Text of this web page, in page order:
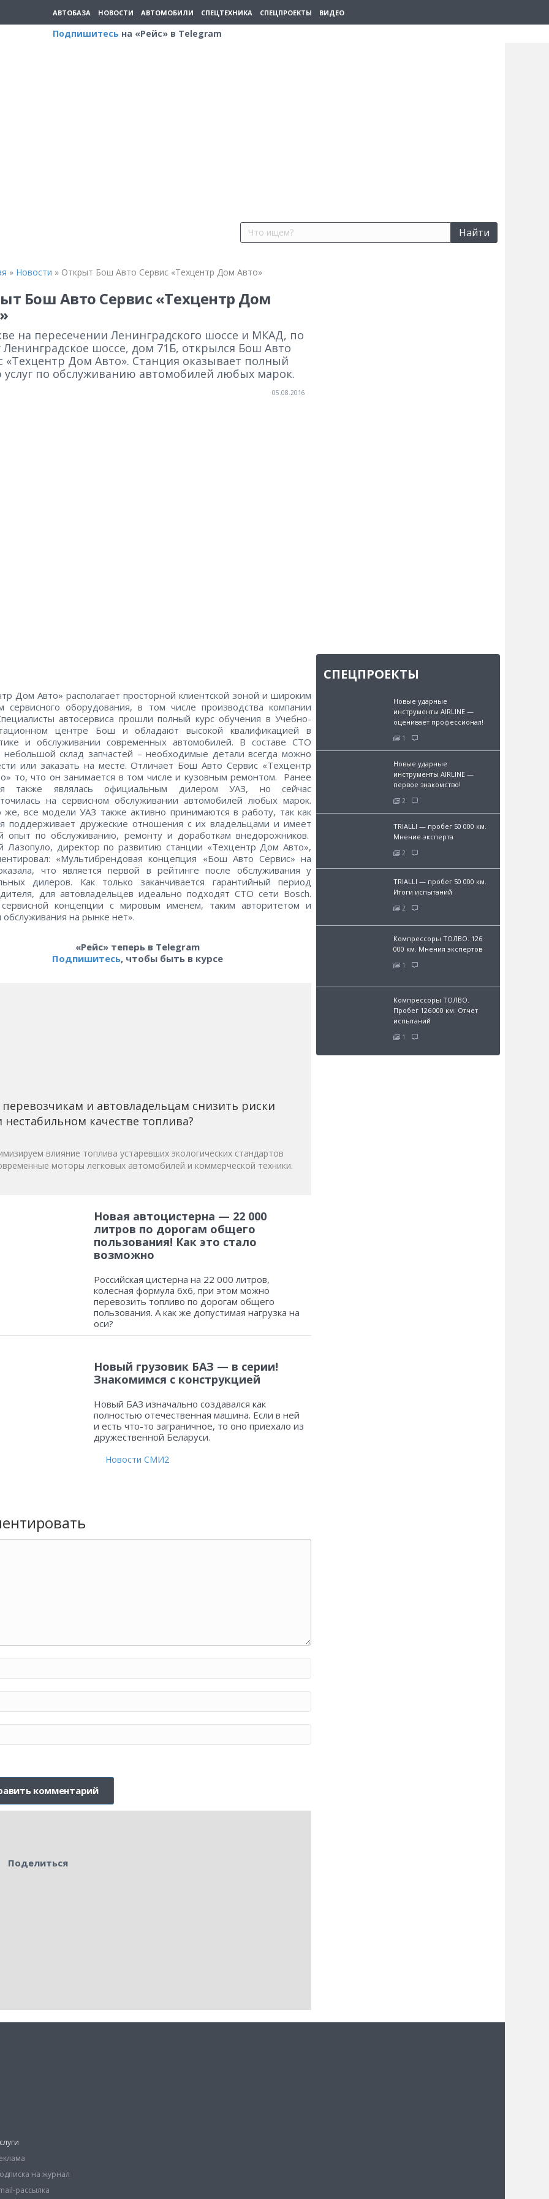
АВТОБАЗА НОВОСТИ АВТОМОБИЛИ СПЕЦТЕХНИКА СПЕЦПРОЕКТЫ ВИДЕО
Подпишитесь на «Рейс» в Telegram
Найти
» Новости » Открыт Бош Авто Сервис «Техцентр Дом Авто»
Бош Авто Сервис «Техцентр Дом
на пересечении Ленинградского шоссе и МКАД, по
Ленинградское шоссе, дом 71Б, открылся Бош Авто
«Техцентр Дом Авто». Станция оказывает полный
услуг по обслуживанию автомобилей любых марок.
05.08.2016
Дом Авто» располагает просторной клиентской зоной и широким
сервисного оборудования, в том числе производства компании
автосервиса прошли полный курс обучения в Учебно-
центре Бош и обладают высокой квалификацией в
и обслуживании современных автомобилей. В составе СТО
небольшой склад запчастей – необходимые детали всегда можно
или заказать на месте. Отличает Бош Авто Сервис «Техцентр
то, что он занимается в том числе и кузовным ремонтом. Ранее
также являлась официальным дилером УАЗ, но сейчас
на сервисном обслуживании автомобилей любых марок.
же, все модели УАЗ также активно принимаются в работу, так как
поддерживает дружеские отношения с их владельцами и имеет
опыт по обслуживанию, ремонту и доработкам внедорожников.
Лазопуло, директор по развитию станции «Техцентр Дом Авто»,
«Мультибрендовая концепция «Бош Авто Сервис» на
что является первой в рейтинге после обслуживания у
дилеров. Как только заканчивается гарантийный период
для автовладельцев идеально подходят СТО сети Bosch.
концепции с мировым именем, таким авторитетом и
на рынке нет».
«Рейс» теперь в Telegram
Подпишитесь, чтобы быть в курсе
перевозчикам и автовладельцам снизить риски
нестабильном качестве топлива?
влияние топлива устаревших экологических стандартов
моторы легковых автомобилей и коммерческой техники.
Новая автоцистерна — 22 000
литров по дорогам общего
пользования! Как это стало
возможно
Российская цистерна на 22 000 литров,
колесная формула 6х6, при этом можно
перевозить топливо по дорогам общего
пользования. А как же допустимая нагрузка на
оси?
Новый грузовик БАЗ — в серии!
Знакомимся с конструкцией
Новый БАЗ изначально создавался как
полностью отечественная машина. Если в ней
и есть что-то заграничное, то оно приехало из
дружественной Беларуси.
Новости СМИ2
Поделиться
СПЕЦПРОЕКТЫ
Новые ударные
инструменты AIRLINE —
оценивает профессионал!
1
Новые ударные
инструменты AIRLINE —
первое знакомство!
2
TRIALLI — пробег 50 000 км.
Мнение эксперта
2
TRIALLI — пробег 50 000 км.
Итоги испытаний
2
Компрессоры ТОЛВО. 126
000 км. Мнения экспертов
1
Компрессоры ТОЛВО.
Пробег 126 000 км. Отчет
испытаний
1
на журнал
рассылка